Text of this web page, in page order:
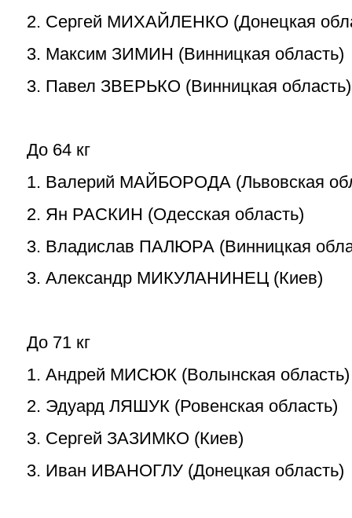
2. Сергей МИХАЙЛЕНКО (Донецкая
3. Максим ЗИМИН (Винницкая область)
3. Павел ЗВЕРЬКО (Винницкая область)
До 64 кг
1. Валерий МАЙБОРОДА (Львовская
2. Ян РАСКИН (Одесская область)
3. Владислав ПАЛЮРА (Винницкая
3. Александр МИКУЛАНИНЕЦ (Киев)
До 71 кг
1. Андрей МИСЮК (Волынская область)
2. Эдуард ЛЯШУК (Ровенская область)
3. Сергей ЗАЗИМКО (Киев)
3. Иван ИВАНОГЛУ (Донецкая область)